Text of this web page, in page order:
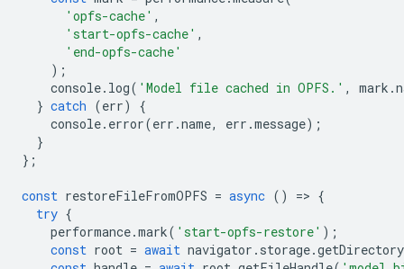
'opfs-cache' ,
'start-opfs-cache' ,
'end-opfs-cache'
);
console. log( 'Model file cached in OPFS.' , mark .
} catch (err)
{
console. error(err .name, err .message);
}
};
const restoreFileFromOPFS = async () => {
try {
performance.mark( 'start-opfs-restore' );
const root = await navigator . storage.getDirectory